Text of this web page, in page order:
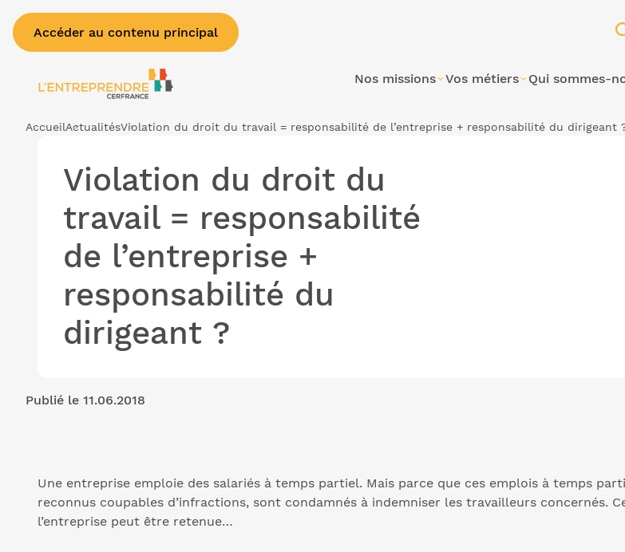
Accéder au contenu principal
Nos missions Vos métiers Qui sommes-
AccueilActualitésViolation du droit du travail = responsabilité de l’entreprise + responsabilité du dirigeant
Violation du droit du
travail = responsabilité
de l’entreprise +
responsabilité du
dirigeant ?
Publié le 11.06.2018
Une entreprise emploie des salariés à temps partiel. Mais parce que ces emplois à temps
reconnus coupables d’infractions, sont condamnés à indemniser les travailleurs concernés.
l’entreprise peut être retenue…